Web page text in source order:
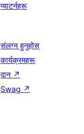
प्याटर्नहरू
संलग्न हुनुहोस्
कार्यक्रमहरू
दान ↗
Swag ↗